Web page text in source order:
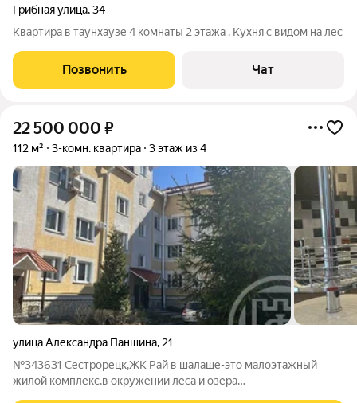
Грибная улица,34
Квартира в таунхаузе 4 комнаты 2 этажа . Кухня с видом на лес
Позвонить Чат
22 500 000 ₽
112 м² 3-комн. квартира 3 этаж из 4
улица Александра Паншина, 21
№343631 Сестрорецк,ЖК Рай в шалаше-это малоэтажный
жилой комплекс,в окружении леса и озера